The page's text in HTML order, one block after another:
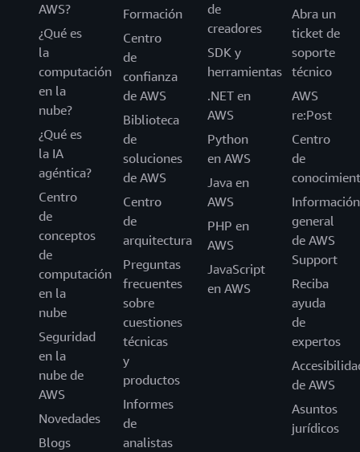
AWS?
¿Qué es
la
computación
en la
nube?
¿Qué es
la IA
agéntica?
Centro
de
conceptos
de
computación
en la
nube
Seguridad
en la
nube de
AWS
Novedades
Blogs
Formación
Centro
de
confianza
de AWS
Biblioteca
de
soluciones
de AWS
Centro
de
arquitectura
Preguntas
frecuentes
sobre
cuestiones
técnicas
y
productos
Informes
de
analistas
de
creadores
SDK y
herramientas
.NET en
AWS
Python
en AWS
Java en
AWS
PHP en
AWS
JavaScript
en AWS
Abra un
ticket de
soporte
técnico
AWS
re:Post
Centro
de
Información
general
de AWS
Support
Reciba
ayuda
de
expertos
de AWS
Asuntos
jurídicos